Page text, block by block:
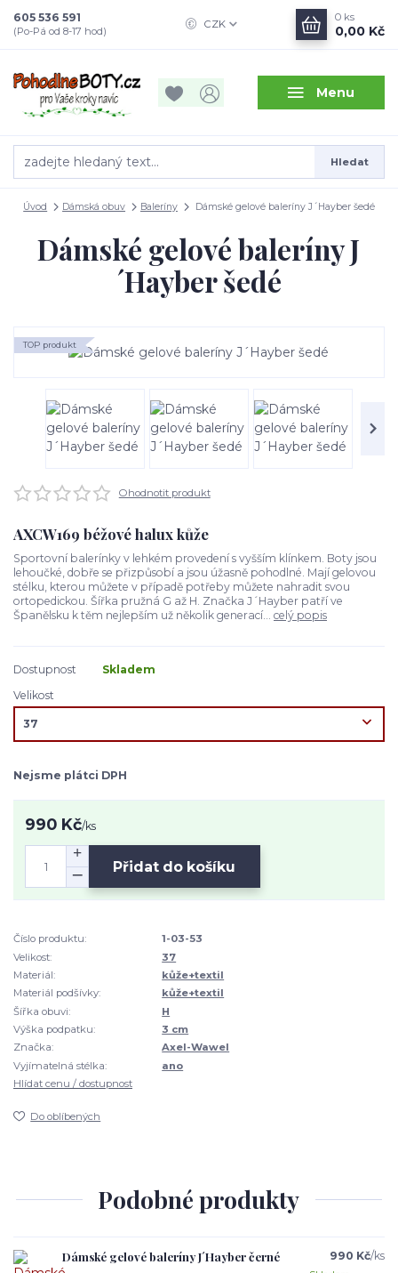
Menu
CZK
Hledat
605 536 591
(Po-Pá od 8-17 hod)
0 ks
0,00 Kč
Úvod Dámská obuv Baleríny Dámské gelové baleríny J´Hayber šedé
Dámské gelové baleríny J
´Hayber šedé
TOP produkt
Ohodnotit produkt
AXCW169 béžové halux kůže
Sportovní balerínky v lehkém provedení s vyšším klínkem. Boty jsou
lehoučké, dobře se přizpůsobí a jsou úžasně pohodlné. Mají gelovou
stélku, kterou můžete v případě potřeby můžete nahradit svou
ortopedickou. Šířka pružná G až H. Značka J´Hayber patří ve
Španělsku k těm nejlepším už několik generací... celý popis
Dostupnost
Skladem
Velikost
Nejsme plátci DPH
990 Kč/ks
Přidat do košíku
Číslo produktu:
1-03-53
Velikost:
37
Materiál:
kůže+textil
Materiál podšívky:
kůže+textil
Šířka obuvi:
H
Výška podpatku:
3 cm
Značka:
Axel-Wawel
Vyjímatelná stélka:
ano
Hlídat cenu / dostupnost
Do oblíbených
Podobné produkty
Dámské gelové baleríny J´Hayber černé 990 Kč/ks